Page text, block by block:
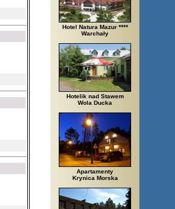
Hotel Natura Mazur ****
Warchały
Hotelik nad Stawem
Wola Ducka
Apartamenty
Krynica Morska